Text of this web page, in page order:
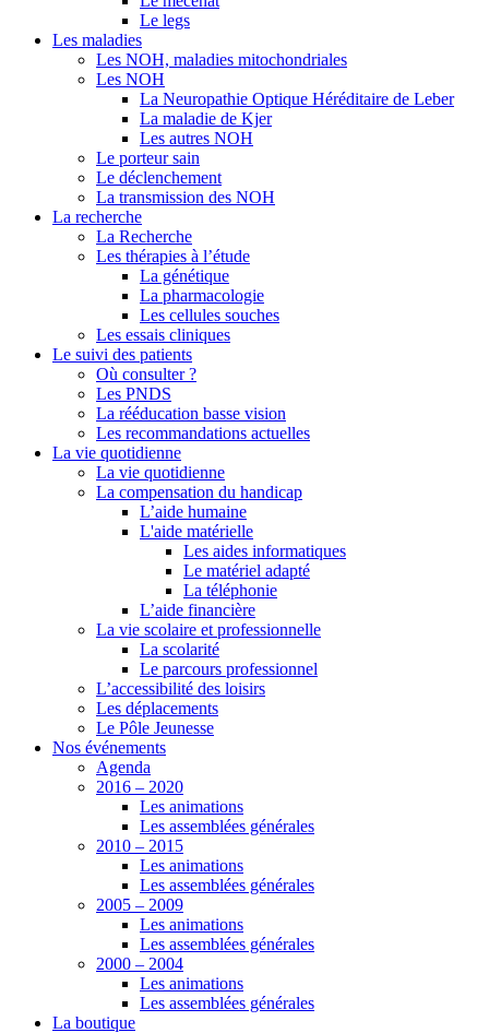
Le legs
Les maladies
Les NOH, maladies mitochondriales
Les NOH
La Neuropathie Optique Héréditaire de Leber
La maladie de Kjer
Les autres NOH
Le porteur sain
Le déclenchement
La transmission des NOH
La recherche
La Recherche
Les thérapies à l’étude
La génétique
La pharmacologie
Les cellules souches
Les essais cliniques
Le suivi des patients
Où consulter ?
Les PNDS
La rééducation basse vision
Les recommandations actuelles
La vie quotidienne
La vie quotidienne
La compensation du handicap
L’aide humaine
L'aide matérielle
Les aides informatiques
Le matériel adapté
La téléphonie
L’aide financière
La vie scolaire et professionnelle
La scolarité
Le parcours professionnel
L’accessibilité des loisirs
Les déplacements
Le Pôle Jeunesse
Nos événements
Agenda
2016 – 2020
Les animations
Les assemblées générales
2010 – 2015
Les animations
Les assemblées générales
2005 – 2009
Les animations
Les assemblées générales
2000 – 2004
Les animations
Les assemblées générales
La boutique